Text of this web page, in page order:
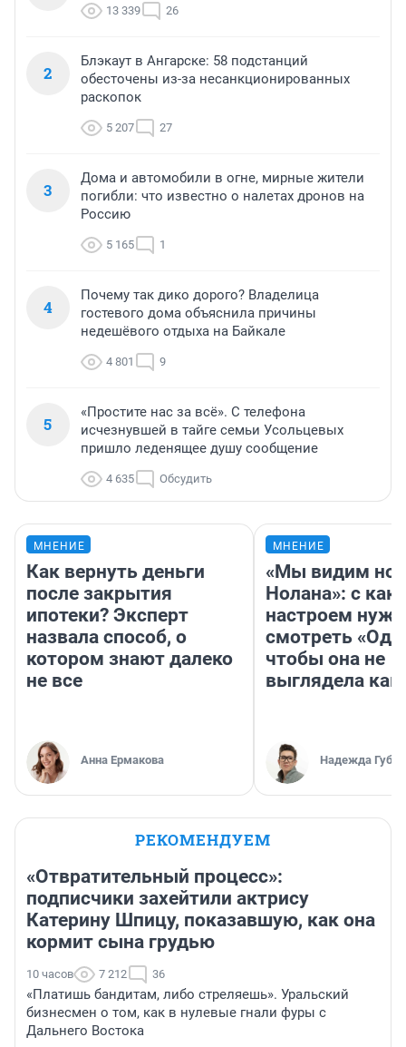
13 339 26
2
Блэкаут в Ангарске: 58 подстанций
обесточены из-за несанкционированных
раскопок
5 207 27
3
Дома и автомобили в огне, мирные жители
погибли: что известно о налетах дронов на
Россию
5 165 1
4
Почему так дико дорого? Владелица
гостевого дома объяснила причины
недешёвого отдыха на Байкале
4 801 9
5
«Простите нас за всё». С телефона
исчезнувшей в тайге семьи Усольцевых
пришло леденящее душу сообщение
4 635 Обсудить
МНЕНИЕ
Как вернуть деньги
после закрытия
ипотеки? Эксперт
назвала способ, о
котором знают далеко
не все
Анна Ермакова
МНЕНИЕ
«Мы видим
Нолана»: с
настроем
смотреть
чтобы она не
выглядела как
Надежда
РЕКОМЕНДУЕМ
«Отвратительный процесс»:
подписчики захейтили актрису
Катерину Шпицу, показавшую, как она
кормит сына грудью
10 часов 7 212 36
«Платишь бандитам, либо стреляешь». Уральский
бизнесмен о том, как в нулевые гнали фуры с
Дальнего Востока